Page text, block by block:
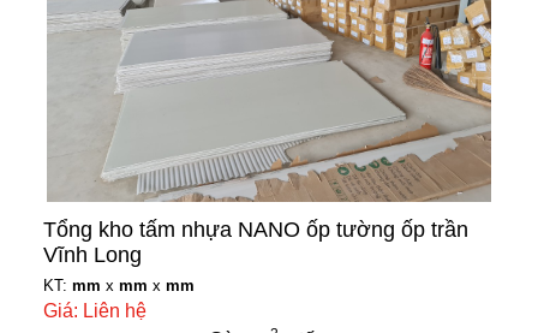
Tổng kho tấm nhựa NANO ốp tường ốp trần
Vĩnh Long
KT: mm x mm x mm
Giá: Liên hệ